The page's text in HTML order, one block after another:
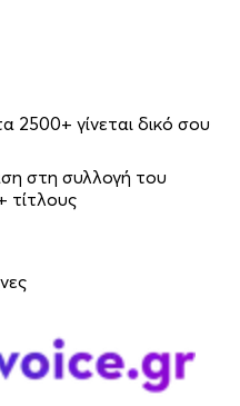
γίνεται δικό σου
στη συλλογή του
τίτλους